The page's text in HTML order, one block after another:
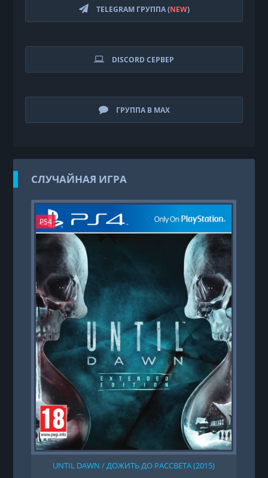
TELEGRAM ГРУППА (NEW)
DISCORD СЕРВЕР
ГРУППА В MAX
СЛУЧАЙНАЯ ИГРА
PS4
UNTIL DAWN / ДОЖИТЬ ДО РАССВЕТА (2015)